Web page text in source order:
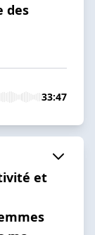
des
33:47
et